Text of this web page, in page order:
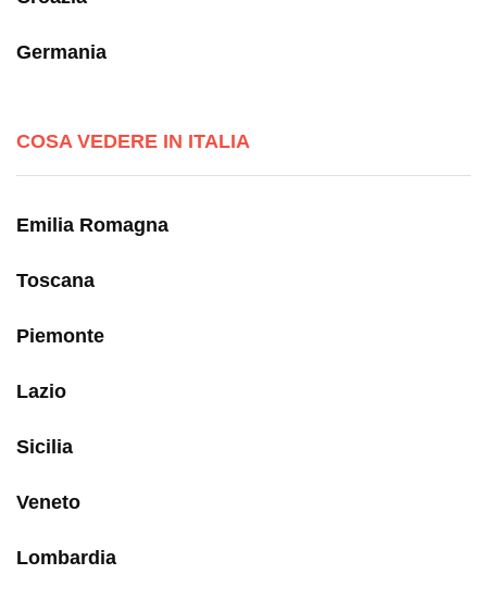
Germania
COSA VEDERE IN ITALIA
Emilia Romagna
Toscana
Piemonte
Lazio
Sicilia
Veneto
Lombardia